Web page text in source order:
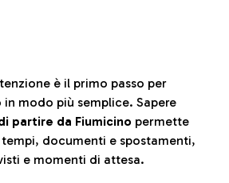
è il primo passo per
in modo più semplice. Sapere
partire da Fiumicino permette
documenti e spostamenti,
e momenti di attesa.